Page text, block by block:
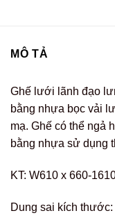
MÔ TẢ
Ghế lưới lãnh đạo
bằng nhựa bọc vải
mạ. Ghế có thể ngả
bằng nhựa sử dụng
KT: W610 x 660-
Dung sai kích thước: